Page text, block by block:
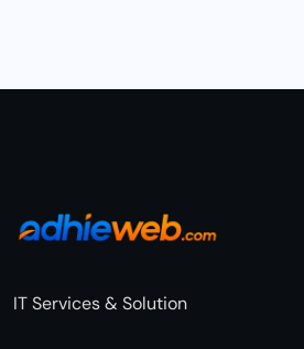
IT Services & Solution